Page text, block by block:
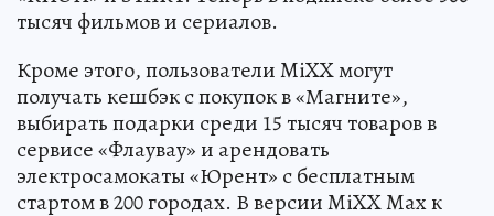
тысяч фильмов и сериалов.
Кроме этого, пользователи MiXX могут
получать кешбэк с покупок в «Магните»,
выбирать подарки среди 15 тысяч товаров в
сервисе «Флаувау» и арендовать
электросамокаты «Юрент» с бесплатным
стартом в 200 городах. В версии MiXX Max к